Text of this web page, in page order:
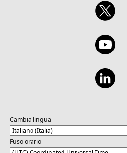
Cambia lingua
Fuso orario